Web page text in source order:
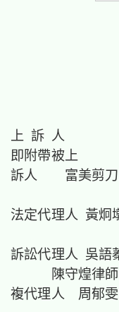
上 訴 人
即附帶被上
訴人 富美剪刀
法定代理人 黃炯
訴訟代理人 吳語
陳守煌律師
複代理人 周郁